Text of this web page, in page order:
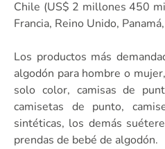
Chile (US$ 2 millones 450
Francia, Reino Unido,
Los productos más
algodón para hombre o
solo color, camisas de
camisetas de punto,
sintéticas, los demás
prendas de bebé de algodón.